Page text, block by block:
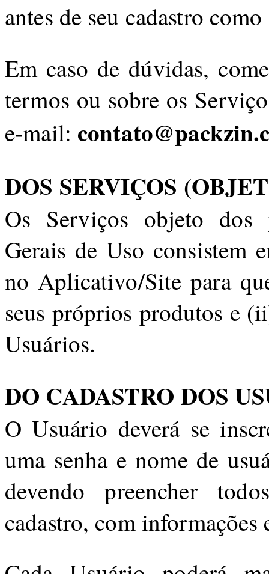
antes de seu cadastro
Em caso de dúvidas,
termos ou sobre os
e-mail:
DOS SERVIÇOS
Os Serviços objeto dos
Gerais de Uso consistem
no Aplicativo/Site para
seus próprios produtos e
Usuários.
DO CADASTRO DOS
O Usuário deverá se
uma senha e nome de
devendo preencher
cadastro, com informações